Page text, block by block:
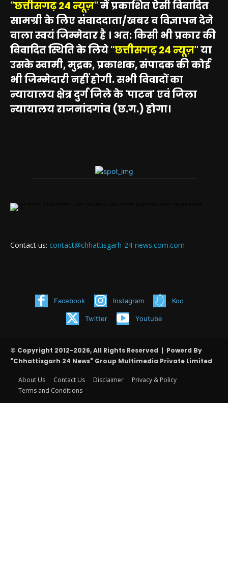
"छत्तीसगढ़ 24 न्यूज़"में प्रकाशित ऐसी विवादित
सामग्री के लिए संवाददाता/खबर व विज्ञापन देने
वाला स्वयं जिम्मेदार है । अत: किसी भी प्रकार की
विवादित स्थिति के लिये"छत्तीसगढ़ 24 न्यूज़"या
उसके स्वामी, मुद्रक, प्रकाशक, संपादक की कोई
भी जिम्मेदारी नहीं होगी. सभी विवादों का
न्यायालय क्षेत्र दुर्ग जिले के 'पाटन' एवं जिला
न्यायालय राजनांदगांव (छ.ग.) होगा।
Contact us: contact@chhattisgarh-24-news.com.com
Facebook Instagram Koo
Twitter Youtube
© Copyright 2012-2026, All Rights Reserved | Powerd By
"Chhattisgarh 24 News" Group Multimedia Private Limited
About Us Contact Us Disclaimer
Privacy & Policy
Terms and Conditions